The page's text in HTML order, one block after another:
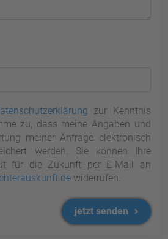
zur Kenntnis
zu, dass meine Angaben und
meiner Anfrage elektronisch
werden. Sie können Ihre
für die Zukunft per E-Mail an
widerrufen.
jetzt senden